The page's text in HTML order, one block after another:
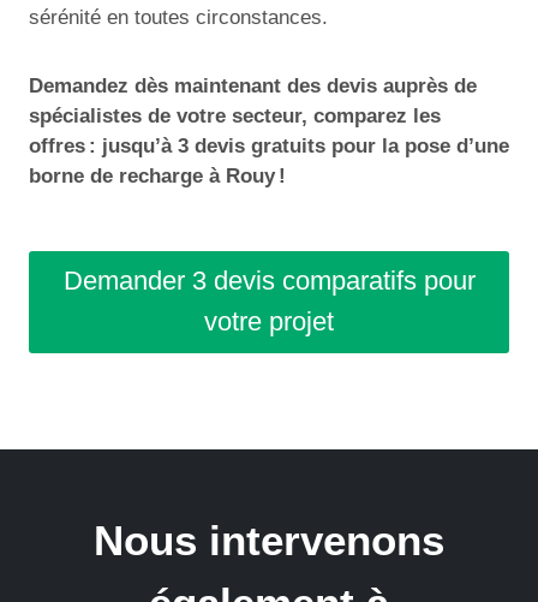
sérénité en toutes circonstances.
Demandez dès maintenant des devis auprès de
spécialistes de votre secteur, comparez les
offres : jusqu’à 3 devis gratuits pour la pose d’une
borne de recharge à Rouy !
Demander 3 devis comparatifs pour
votre projet
Nous intervenons